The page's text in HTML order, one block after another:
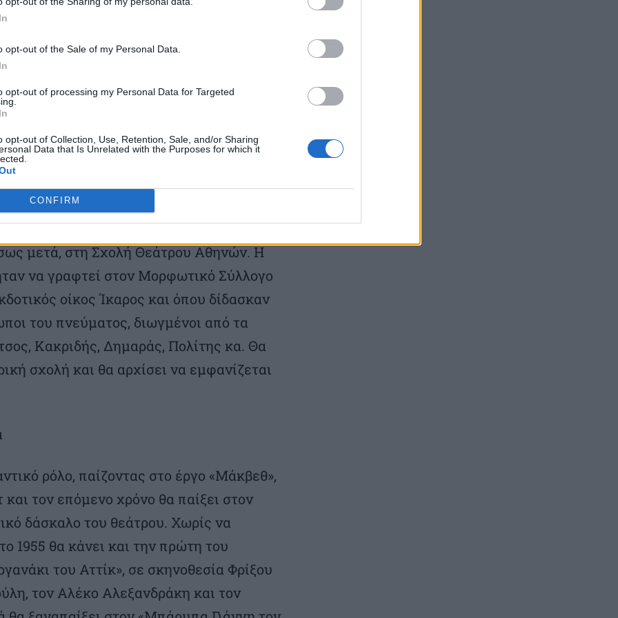
opt-out of the Sale of my Personal Data.
opt-out of processing my Personal Data for Targeted
opt-out of Collection, Use, Retention, Sale, and/or Sharing
Data that Is Unrelated with the Purposes for which it
CONFIRM
– το Θέατρο Άλφα, όπου στέγασε τον
έκανε ραδιοφωνικές παραγωγές,
έγραψε τρία βιβλία και συχνά
εφημερίδες, για θέματα πολιτισμού.
θέατρο
στη Μεσσήνη Μεσσηνίας και το 1947
στην Πάντειο, την οποία θα
μετά, στη Σχολή Θεάτρου Αθηνών. Η
να γραφτεί στον Μορφωτικό Σύλλογο
οίκος Ίκαρος και όπου δίδασκαν
του πνεύματος, διωγμένοι από τα
Κακριδής, Δημαράς, Πολίτης κα. Θα
σχολή και θα αρχίσει να εμφανίζεται
ρόλο, παίζοντας στο έργο «Μάκβεθ»,
τον επόμενο χρόνο θα παίξει στον
δάσκαλο του θεάτρου. Χωρίς να
1955 θα κάνει και την πρώτη του
του Αττίκ», σε σκηνοθεσία Φρίξου
τον Αλέκο Αλεξανδράκη και τον